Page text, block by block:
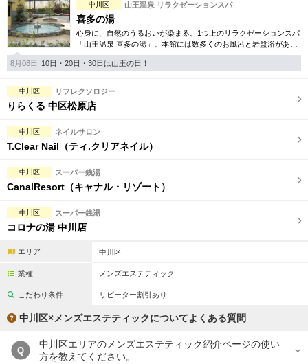
専用駐車場あり 有資格者在籍
日本人スタッフのみ 女性スタッフのみ
スタッフ指名可
駅から徒歩5分以内
中川区 山王温泉 リラクゼーションスパ
喜多の湯
心身に、自然のうるおいが染まる。1つ上のリラクゼーションスパ
「山王温泉 喜多の湯」。本館には数多くのお風呂と岩盤浴があ
り、日常を忘れ癒しの空間を楽しんで頂けます。別館は美のフロ
アをご用意しております。
8月08日 10日・20日・30日は山王の日！
中川区 リフレクソロジー
りらくる 中区松原店
中川区 ネイルサロン
T.Clear Nail（ティ.クリアネイル）
中川区 スーパー銭湯
CanalResort（キャナル・リゾート）
中川区 スーパー銭湯
コロナの湯 中川店
エリア 中川区
業種 メンズエステティック
こだわり条件 リピーター割引あり
中川区×メンズエステティックについてよくある質問
Q
中川区エリアのメンズエステティック紹介ページの使い
方を教えてください。